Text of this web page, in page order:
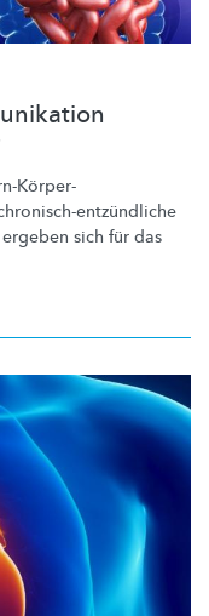
Körper-
entzündliche
sich für das